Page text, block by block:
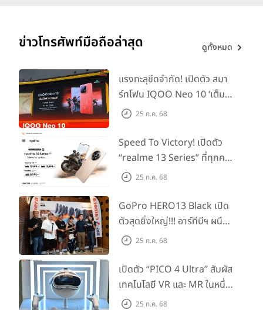
ด้านล่างของตัวเครื่อง มีลำโพงเสียงตัวที่สองทำงานร่วมกับตัวบน,
พอร์ต USB-C และช่องสำหรับใส่ซิมการ์ด (หน้า-หลัง) ซึ่งรองรับการใช้
งานสองซิมพร้อมกัน
ข่าวโทรศัพท์มือถือล่าสุด ดูทั้งหมด
แรงทะลุขีดจำกัด! เปิดตัว สมา
ร์ทโฟน IQOO Neo 10 ‘เต็ม
แม็กซ์ในทุกแมตช์’ ในราคาเริ่ม
25 ก.ค. 68
Speed To Victory! เปิดตัว
“realme 13 Series” ที่ทุกคน
รอคอย อัพเกรดชิปเซ็ตตัวแรง
Dominator แห่งปี! ในราคา
เริ่มต้นเพียง 8,999 บาท
25 ก.ค. 68
GoPro HERO13 Black เปิด
ตัวสุดยิ่งใหญ่!!! อาร์ทีบีฯ ผนึก
กำลัง Big Camera และ
สร้างสรรค์ ‘GoPro...Go Pro
Creators’
25 ก.ค. 68
เปิดตัว “PICO 4 Ultra” สัมผัส
เทคโนโลยี VR และ MR ในหนึ่ง
เดียว ยกระดับการทำงานและ25 ก.ค. 68